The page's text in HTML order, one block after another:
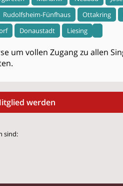
Rudolfsheim-Fünfhaus Ottakring
Donaustadt Liesing
um vollen Zugang zu allen
werden
sind: